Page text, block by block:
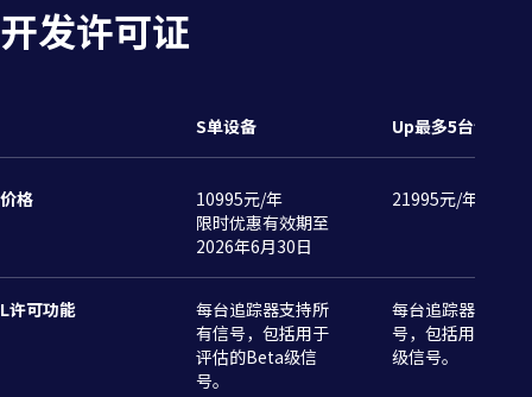
不同的Tobii眼动踪仪支持的功能和操作系统各有差异。请参阅各款眼动追
在Windows系统上，利用GPU实现低
延迟渲染的气泡可视化效果。
开发许可证
S单设备 Up最多5台设备
价格
10995元/年
限时优惠有效期至
2026年6月30日
21995元/年
L许可功能
每台追踪器支持所
有信号，包括用于
评估的Beta级信
号。
每台追踪器支持所
号，包括用于评
级信号。